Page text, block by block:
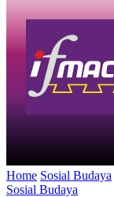
Home Sosial Budaya
Sosial Budaya